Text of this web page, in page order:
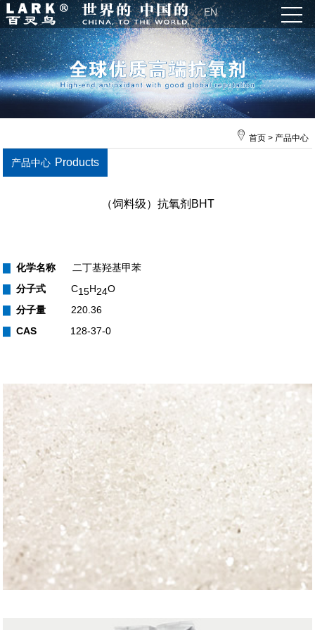
EN
首页> 产品中心
产品中心 Products
（饲料级）抗氧剂BHT
化学名称 二丁基羟基甲苯
分子式C15H24O
分子量 220.36
CAS 128-37-0